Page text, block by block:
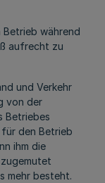
während
aufrecht zu
und Verkehr
von der
Betriebes
den Betrieb
ihm die
mehr besteht.